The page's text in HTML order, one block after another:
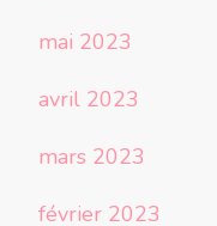
mai 2023
avril 2023
mars 2023
février 2023